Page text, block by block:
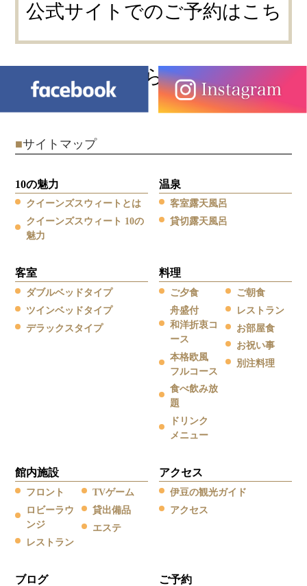
公式サイトでのご予約はこち
ら
■サイトマップ
10の魅力
クイーンズスウィートとは
クイーンズスウィート 10の
魅力
温泉
客室露天風呂
貸切露天風呂
客室
ダブルベッドタイプ
ツインベッドタイプ
デラックスタイプ
料理
ご夕食
舟盛付
和洋折衷コ
ース
本格欧風
フルコース
食べ飲み放
題
ドリンク
メニュー
ご朝食
レストラン
お部屋食
お祝い事
別注料理
館内施設
フロント
ロビーラウ
ンジ
レストラン
TVゲーム
貸出備品
エステ
アクセス
伊豆の観光ガイド
アクセス
ブログ ご予約